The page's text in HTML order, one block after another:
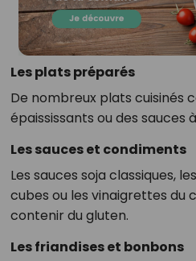
Les plats préparés
De nombreux plats cuisinés
épaississants ou des sauces
Les sauces et condiments
Les sauces soja classiques,
cubes ou les vinaigrettes du
contenir du gluten.
Les friandises et bonbons